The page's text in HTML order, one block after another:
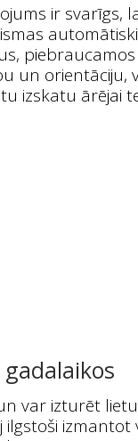
ir svarīgs,
un orientāciju,
izskatu ārējai
var izturēt
izmantot